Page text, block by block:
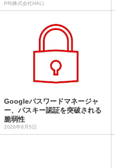
PR(株式会社HAL)
Googleパスワードマネージャ
ー、パスキー認証を突破される
脆弱性
2026年8月5日